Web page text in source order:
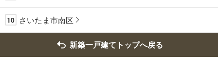
10 さいたま市南区
新築一戸建てトップへ戻る